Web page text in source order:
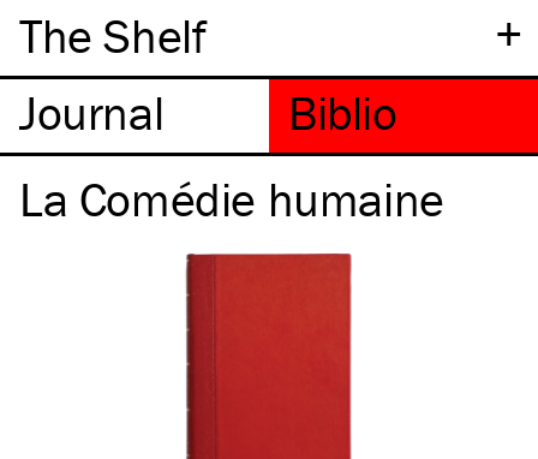
+
The Shelf
La Comédie humaine